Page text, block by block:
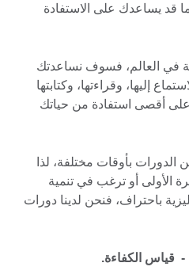
قد يساعدك على الاستفادة
في العالم، فسوف نساعدتك
إليها، وقراءتها، وكتابتها
أقصى استفادة من حياتك
بأوقات مختلفة، لذا
الأولى أو ترغب في تنمية
باحتراف، فنحن لدينا دورات
- قياس الكفاءة.